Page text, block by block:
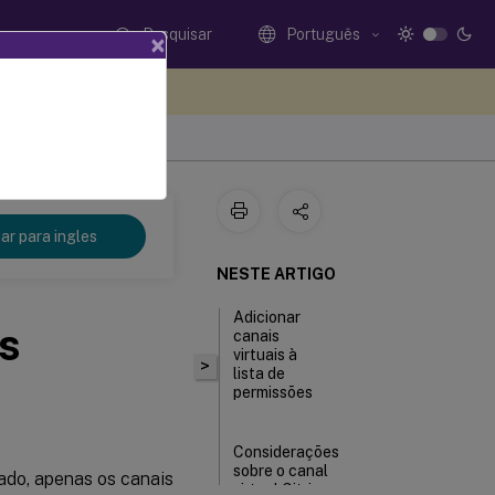
Pesquisar Português
para ingles
apenas os canais
>
NESTE ARTIGO
Adicionar
canais
virtuais à
lista de
permissões
Considerações
sobre o canal
virtual Citrix
×